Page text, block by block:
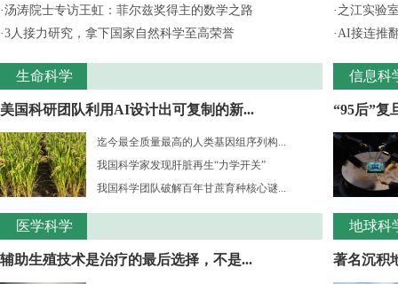
·汤涛院士专访王虹：菲尔兹奖得主的数学之路
·3人接力研究，拿下国家自然科学至高荣誉
生命科学
美国科研团队利用AI设计出可复制的新...
迄今最全质量最高的人类基因组序列构...
我国科学家发现肝脏再生“力学开关”
我国科学团队破解百年甘蔗育种核心谜...
医学科学
辅助生殖技术是治疗的最后选择，不是...
· 之江实验
·AI接连推
信息科
“95后”复
地球科
著名沉积